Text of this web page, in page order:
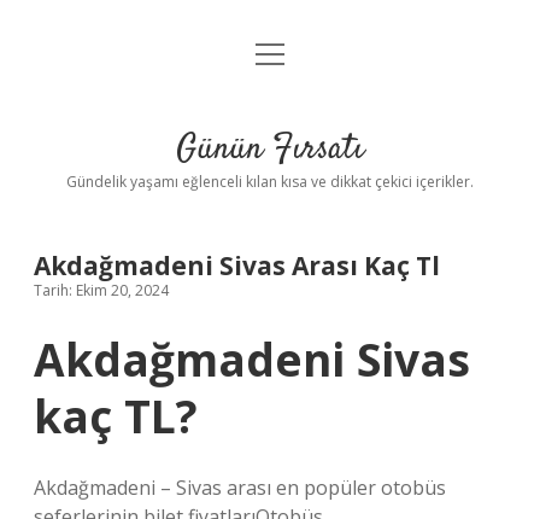
Anasayfa
Yasal Uyarı
menüyü
Günün Fırsatı
Gündelik yaşamı eğlenceli kılan kısa ve dikkat çekici içerikler.
Akdağmadeni Sivas Arası Kaç Tl
Tarih: Ekim 20, 2024
Akdağmadeni Sivas
kaç TL?
Akdağmadeni – Sivas arası en popüler otobüs